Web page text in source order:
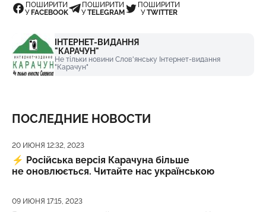
ПОШИРИТИ
У FACEBOOK
ПОШИРИТИ
УTELEGRAM
ПОШИРИТИ
УTWITTER
ІНТЕРНЕТ-ВИДАННЯ
"КАРАЧУН"
Не тільки новини Слов'янську Інтернет-видання
"Карачун"
ПОСЛЕДНИЕ НОВОСТИ
Дата публикации
20 ИЮНЯ 12:32, 2023
⚡️ Російська версія Карачуна більше
не оновлюється. Читайте нас українською
Дата публикации
09 ИЮНЯ 17:15, 2023